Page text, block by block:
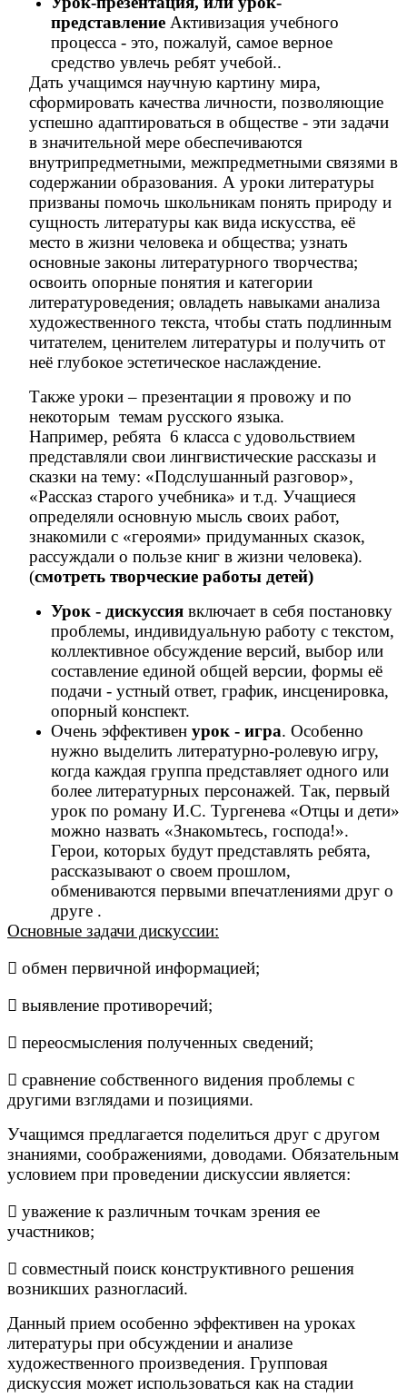
представление Активизация учебного
процесса - это, пожалуй, самое верное
средство увлечь ребят учебой..
Дать учащимся научную картину мира,
сформировать качества личности, позволяющие
успешно адаптироваться в обществе - эти задачи
в значительной мере обеспечиваются
внутрипредметными, межпредметными связями в
содержании образования. А уроки литературы
призваны помочь школьникам понять природу и
сущность литературы как вида искусства, её
место в жизни человека и общества; узнать
основные законы литературного творчества;
освоить опорные понятия и категории
литературоведения; овладеть навыками анализа
художественного текста, чтобы стать подлинным
читателем, ценителем литературы и получить от
неё глубокое эстетическое наслаждение.
Также уроки – презентации я провожу и по
некоторым темам русского языка.
Например, ребята 6 класса с удовольствием
представляли свои лингвистические рассказы и
сказки на тему: «Подслушанный разговор»,
«Рассказ старого учебника» и т.д. Учащиеся
определяли основную мысль своих работ,
знакомили с «героями» придуманных сказок,
рассуждали о пользе книг в жизни человека).
(смотреть творческие работы детей)
Урок - дискуссия включает в себя постановку
проблемы, индивидуальную работу с текстом,
коллективное обсуждение версий, выбор или
составление единой общей версии, формы её
подачи - устный ответ, график, инсценировка,
опорный конспект.
Очень эффективен урок - игра. Особенно
нужно выделить литературно-ролевую игру,
когда каждая группа представляет одного или
более литературных персонажей. Так, первый
урок по роману И.С. Тургенева «Отцы и дети»
можно назвать «Знакомьтесь, господа!».
Герои, которых будут представлять ребята,
рассказывают о своем прошлом,
обмениваются первыми впечатлениями друг о
друге .
Основные задачи дискуссии:
 обмен первичной информацией;
 выявление противоречий;
 переосмысления полученных сведений;
 сравнение собственного видения проблемы с
другими взглядами и позициями.
Учащимся предлагается поделиться друг с другом
знаниями, соображениями, доводами. Обязательным
условием при проведении дискуссии является:
 уважение к различным точкам зрения ее
участников;
 совместный поиск конструктивного решения
возникших разногласий.
Данный прием особенно эффективен на уроках
литературы при обсуждении и анализе
художественного произведения. Групповая
дискуссия может использоваться как на стадии